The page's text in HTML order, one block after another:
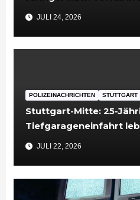
Untersuchungshaft
JULI 24, 2026
POLIZEINACHRICHTEN STUTTGART
Stuttgart-Mitte: 25-
Tiefgarageneinfahrt
verletzt
JULI 22, 2026